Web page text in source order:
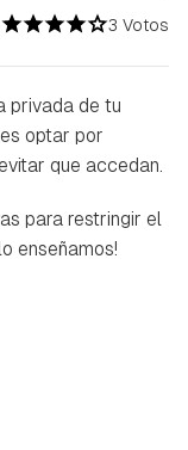
3 Votos
privada de tu
optar por
que accedan.
para restringir el
enseñamos!